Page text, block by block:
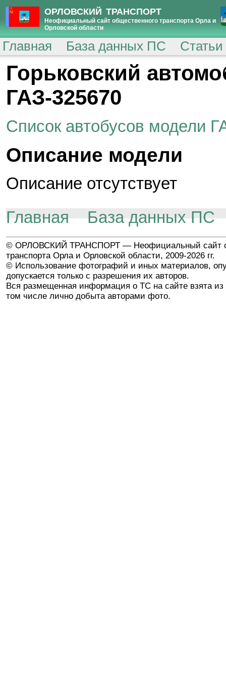
ОРЛОВСКИЙ ТРАНСПОРТ
Неофициальный сайт общественного транспорта Орла и
Орловской области
Главная База данных ПС
Горьковский
ГАЗ-325670
Список автобусов модели
Описание модели
Описание отсутствует
Главная
База данных ПС
© ОРЛОВСКИЙ ТРАНСПОРТ — Неофициальный сайт
транспорта Орла и Орловской области, 2009-2026 гг.
© Использование фотографий и иных материалов,
допускается только с разрешения их авторов.
Вся размещенная информация о ТС на сайте взята из
том числе лично добыта авторами фото.